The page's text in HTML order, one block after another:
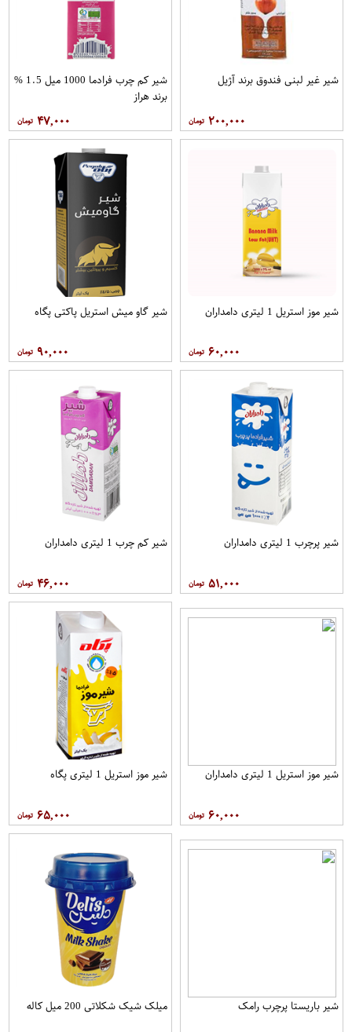
شیر غیر لبنی فندوق برند آژیل
۲۰۰,۰۰۰
شیر کم چرب فرادما 1000 میل 1.5 %
برند هراز
۴۷,۰۰۰
شیر موز استریل 1 لیتری دامداران
۶۰,۰۰۰
شیر گاو میش استریل پاکتی پگاه
۹۰,۰۰۰
شیر پرچرب 1 لیتری دامداران
۵۱,۰۰۰
شیر کم چرب 1 لیتری دامداران
۴۶,۰۰۰
شیر موز استریل 1 لیتری دامداران
۶۰,۰۰۰
شیر موز استریل 1 لیتری پگاه
۶۵,۰۰۰
شیر باریستا پرچرب رامک میلک شیک شکلاتی 200 میل کاله